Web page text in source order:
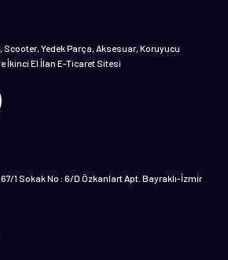
Scooter, Yedek Parça, Aksesuar, Koruyucu
İkinci El İlan E-Ticaret Sitesi
1 Sokak No : 6/D Özkanlart Apt. Bayraklı-İzmir